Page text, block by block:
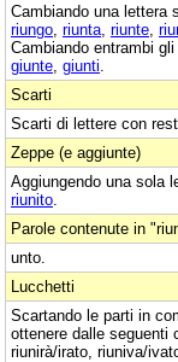
Cambiando una lettera
riungo riunta riunte
Cambiando entrambi
giunte giunti
Scarti
Scarti di lettere con
Zeppe (e aggiunte)
Aggiungendo una sola
riunito
Parole contenute in
unto.
Lucchetti
Scartando le parti in
ottenere dalle seguenti
riunirà/irato, riuniva/